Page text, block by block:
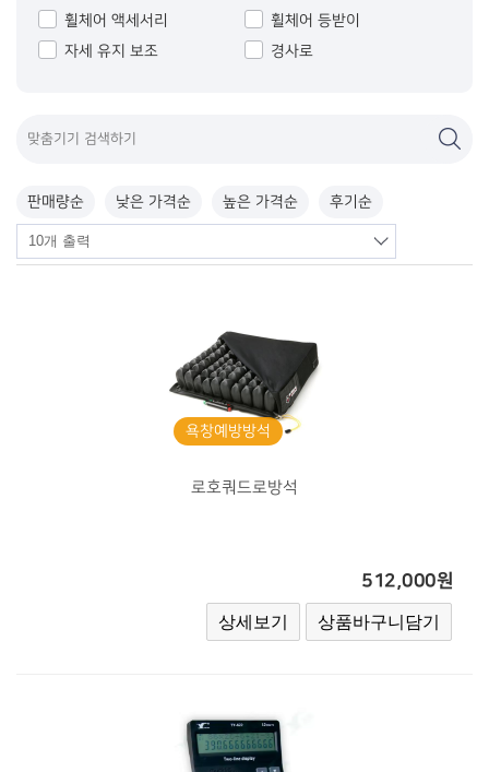
휠체어 액세서리
휠체어 등받이
자세 유지 보조
경사로
판매량순 낮은 가격순 높은 가격순 후기순
욕창예방방석
로호쿼드로방석
512,000원